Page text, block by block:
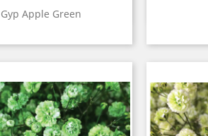
Gyp Apple Green
Vista rápida